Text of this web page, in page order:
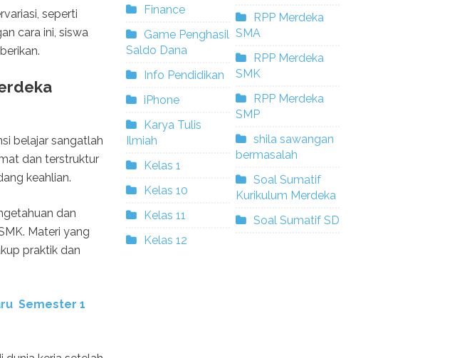
seperti
cara ini, siswa
belajar sangatlah
dan terstruktur
keahlian.
dan
Materi yang
praktik dan
Semester 1
Finance
Game Penghasil
Saldo Dana
Info Pendidikan
iPhone
Karya Tulis
Ilmiah
Kelas 1
Kelas 10
Kelas 11
Kelas 12
RPP Merdeka
SMA
RPP Merdeka
SMK
RPP Merdeka
SMP
shila sawangan
bermasalah
Soal Sumatif
Kurikulum Merdeka
Soal Sumatif SD